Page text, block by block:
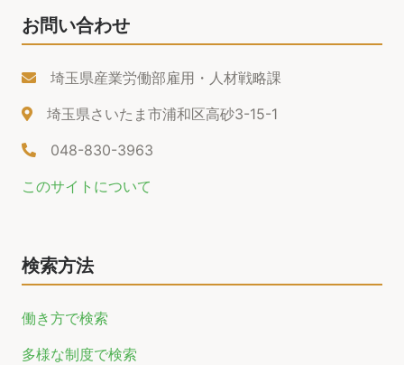
お問い合わせ
埼玉県産業労働部雇用・人材戦略課
埼玉県さいたま市浦和区高砂3-15-1
048-830-3963
このサイトについて
検索方法
働き方で検索
多様な制度で検索